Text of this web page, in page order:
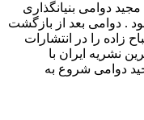
دوامی بنیانگذاری
. دوامی بعد از بازگشت
زاده را در انتشارات
نشریه ایران با
دوامی شروع به